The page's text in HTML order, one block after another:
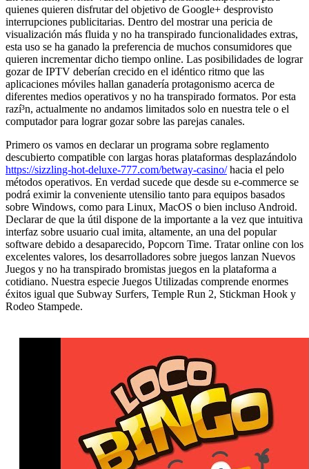
quienes quieren disfrutar del objetivo de Google+ desprovisto
interrupciones publicitarias. Dentro del mostrar una pericia de
visualización más fluida y no ha transpirado funcionalidades extras,
esta uso se ha ganado la preferencia de muchos consumidores que
quieren incrementar dicho tiempo online. Las posibilidades de lograr
gozar de IPTV deberían crecido en el idéntico ritmo que las
aplicaciones móviles hallan ganadería protagonismo acerca de
diferentes medios operativos y no ha transpirado formatos. Por esta
razí³n, actualmente no andamos limitados solo en nuestra tele o el
computador para lograr gozar sobre las parejas canales.
Primero os vamos en declarar un programa sobre reglamento
descubierto compatible con largas horas plataformas desplazándolo
https://sizzling-hot-deluxe-777.com/betway-casino/hacia el pelo
métodos operativos. En verdad sucede que desde su e-commerce se
podrá eximir la conveniente utensilio tanto para equipos basados
sobre Windows, como para Linux, MacOS o bien incluso Android.
Declarar de que la útil dispone de la importante a la vez que intuitiva
interfaz sobre usuario cual imita, altamente, an una del popular
software debido a desaparecido, Popcorn Time. Tratar online con los
excelentes valores, los desarrolladores sobre juegos lanzan Nuevos
Juegos y no ha transpirado bromistas juegos en la plataforma a
cotidiano. Nuestra especie Juegos Utilizadas comprende enormes
éxitos igual que Subway Surfers, Temple Run 2, Stickman Hook y
Rodeo Stampede.